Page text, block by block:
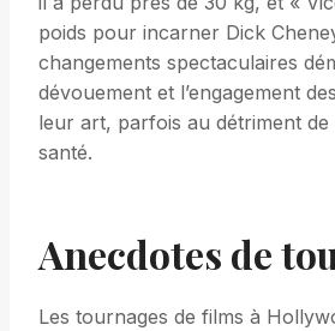
poids pour incarner Dick
changements spectaculaires
dévouement et l’engagement
leur art, parfois au détriment
santé.
Anecdotes de
Les tournages de films à